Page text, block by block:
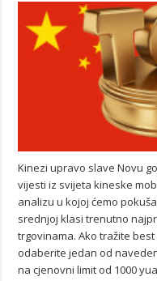
Kinezi upravo slave Novu
vijesti iz svijeta kineske
analizu u kojoj ćemo
srednjoj klasi trenutno
trgovinama. Ako tražite
odaberite jedan od
na cjenovni limit od 1000